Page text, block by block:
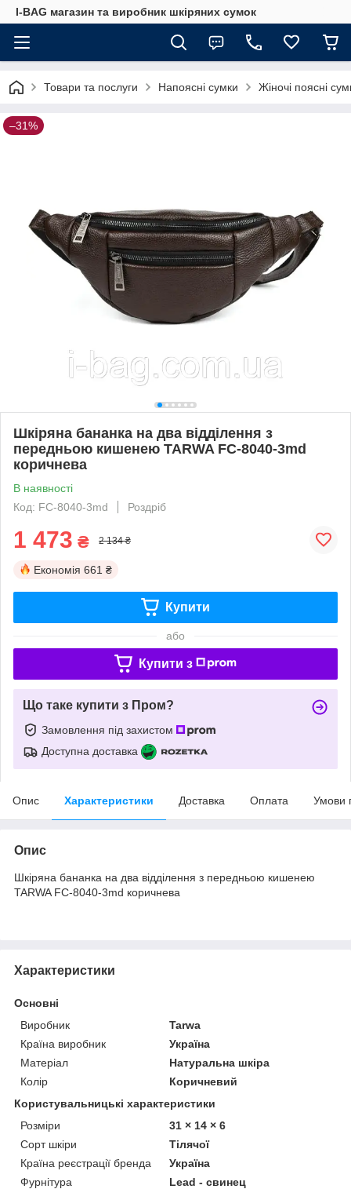
I-BAG магазин та виробник шкіряних сумок
Товари та послуги Напоясні сумки Жіночі поясні
–31%
Шкіряна бананка на два відділення з
передньою кишенею TARWA FC-8040-3md
коричнева
В наявності
Код: FC-8040-3md
Роздріб
1 473 ₴ 2 134 ₴
Економія 661 ₴
Купити
або
Купити з
Що таке купити з Пром?
Замовлення під захистом
Доступна доставка
Опис Характеристики Доставка Оплата Умови
Опис
Шкіряна бананка на два відділення з передньою кишенею
TARWA FC-8040-3md коричнева
Характеристики
Основні
Виробник
Tarwa
Країна виробник
Україна
Матеріал
Натуральна шкіра
Колір
Коричневий
Користувальницькі характеристики
Розміри
31 × 14 × 6
Сорт шкіри
Тілячої
Країна реєстрації бренда
Україна
Фурнітура
Lead - свинец